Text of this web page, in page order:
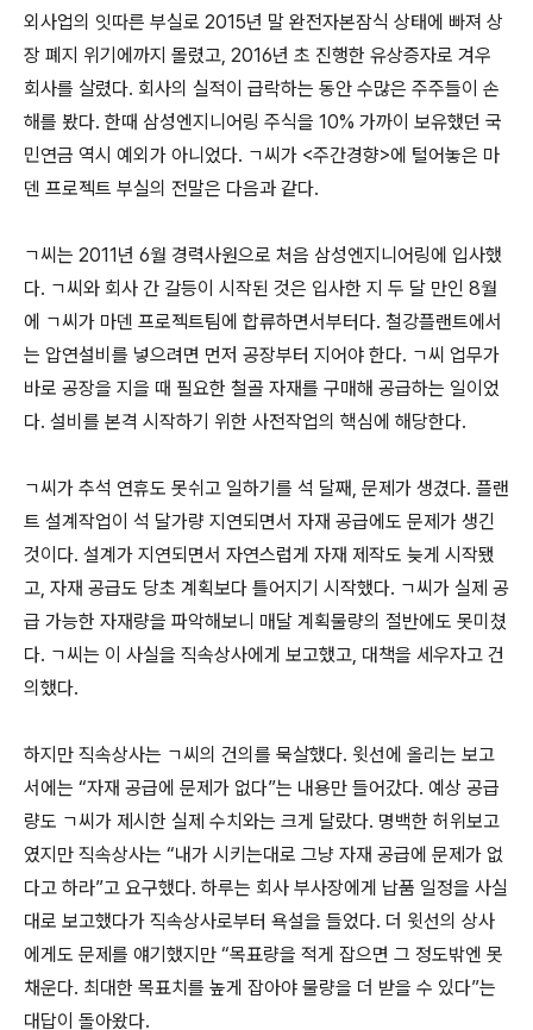
외사업의 잇따른 부실로 2015년 말 완전자본잠식 상태에 빠져 상
장 폐지 위기에까지 몰렸고, 2016년 초 진행한 유상증자로 겨우
회사를 살렸다. 회사의 실적이 급락하는 동안 수많은 주주들이 손
해를 봤다. 한때 삼성엔지니어링 주식을 10% 가까이 보유했던 국
민연금 역시 예외가 아니었다. ㄱ씨가 <주간경향>에 털어놓은 마
덴 프로젝트 부실의 전말은 다음과 같다.
ㄱ씨는 2011년 6월 경력사원으로 처음 삼성엔지니어링에 입사했
다. ㄱ씨와 회사 간 갈등이 시작된 것은 입사한 지 두 달 만인 8월
에 ㄱ씨가 마덴 프로젝트팀에 합류하면서부터다. 철강플랜트에서
는 압연설비를 넣으려면 먼저 공장부터 지어야 한다. ㄱ씨 업무가
바로 공장을 지을 때 필요한 철골 자재를 구매해 공급하는 일이었
다. 설비를 본격 시작하기 위한 사전작업의 핵심에 해당한다.
ㄱ씨가 추석 연휴도 못쉬고 일하기를 석 달째, 문제가 생겼다. 플랜
트 설계작업이 석 달가량 지연되면서 자재 공급에도 문제가 생긴
것이다. 설계가 지연되면서 자연스럽게 자재 제작도 늦게 시작됐
고, 자재 공급도 당초 계획보다 틀어지기 시작했다. ㄱ씨가 실제 공
급 가능한 자재량을 파악해보니 매달 계획물량의 절반에도 못미쳤
다. ㄱ씨는 이 사실을 직속상사에게 보고했고, 대책을 세우자고 건
의했다.
하지만 직속상사는 ㄱ씨의 건의를 묵살했다. 윗선에 올리는 보고
서에는 “자재 공급에 문제가 없다”는 내용만 들어갔다. 예상 공급
량도 ㄱ씨가 제시한 실제 수치와는 크게 달랐다. 명백한 허위보고
였지만 직속상사는 “내가 시키는대로 그냥 자재 공급에 문제가 없
다고 하라”고 요구했다. 하루는 회사 부사장에게 납품 일정을 사실
대로 보고했다가 직속상사로부터 욕설을 들었다. 더 윗선의 상사
에게도 문제를 얘기했지만 “목표량을 적게 잡으면 그 정도밖엔 못
채운다. 최대한 목표치를 높게 잡아야 물량을 더 받을 수 있다”는
대답이 돌아왔다.